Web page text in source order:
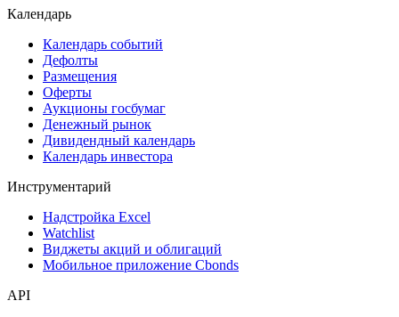
Календарь
Календарь событий
Дефолты
Размещения
Оферты
Аукционы госбумаг
Денежный рынок
Дивидендный календарь
Календарь инвестора
Инструментарий
Надстройка Excel
Watchlist
Виджеты акций и облигаций
Мобильное приложение Cbonds
API